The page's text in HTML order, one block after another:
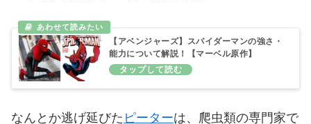
【アベンジャーズ】スパイダーマンの強さ・
能力について解説！【マーベル原作】
なんとか逃げ延びた ピーターは、爬虫類の専門家で